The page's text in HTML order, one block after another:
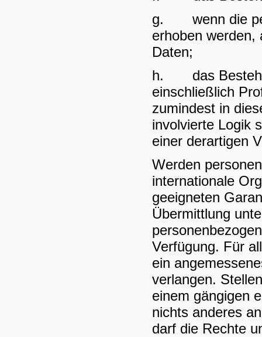
g. wenn die
erhoben werden,
Daten;
h. das
einschließlich
zumindest in
involvierte Logik
einer derartigen
Werden
internationale
geeigneten
Übermittlung
Verfügung. Für
ein
verlangen.
einem gängigen
nichts anderes
darf die Rechte